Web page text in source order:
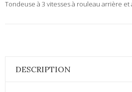
Tondeuse à 3 vitesses à rouleau arrière et
DESCRIPTION